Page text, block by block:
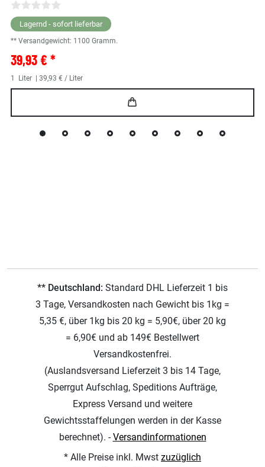
Lagernd - sofort lieferbar
** Versandgewicht: 1100 Gramm.
39,93 € *
1 Liter | 39,93 € / Liter
** Deutschland: Standard DHL Lieferzeit 1 bis
3 Tage, Versandkosten nach Gewicht bis 1kg =
5,35 €, über 1kg bis 20 kg = 5,90€, über 20 kg
= 6,90€ und ab 149€ Bestellwert
Versandkostenfrei.
(Auslandsversand Lieferzeit 3 bis 14 Tage,
Sperrgut Aufschlag, Speditions Aufträge,
Express Versand und weitere
Gewichtsstaffelungen werden in der Kasse
berechnet). -Versandinformationen
* Alle Preise inkl. Mwst zuzüglich